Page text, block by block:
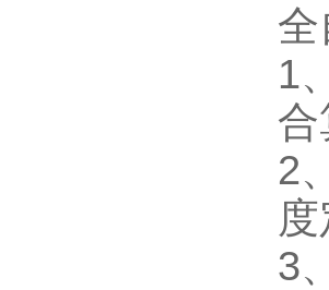
1
2
3